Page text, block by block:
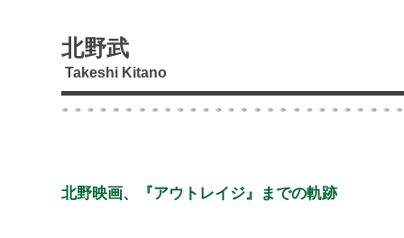
北野武
Takeshi Kitano
北野映画、『アウトレイジ』までの軌跡